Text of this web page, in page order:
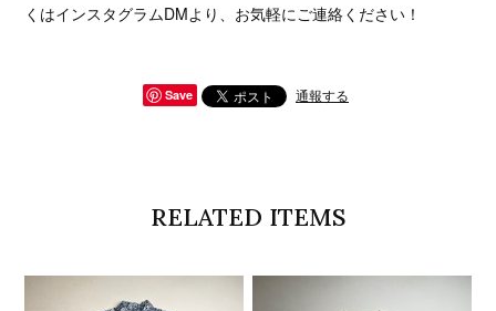
くはインスタグラムDMより、お気軽にご連絡ください！
Save 通報する
RELATED ITEMS